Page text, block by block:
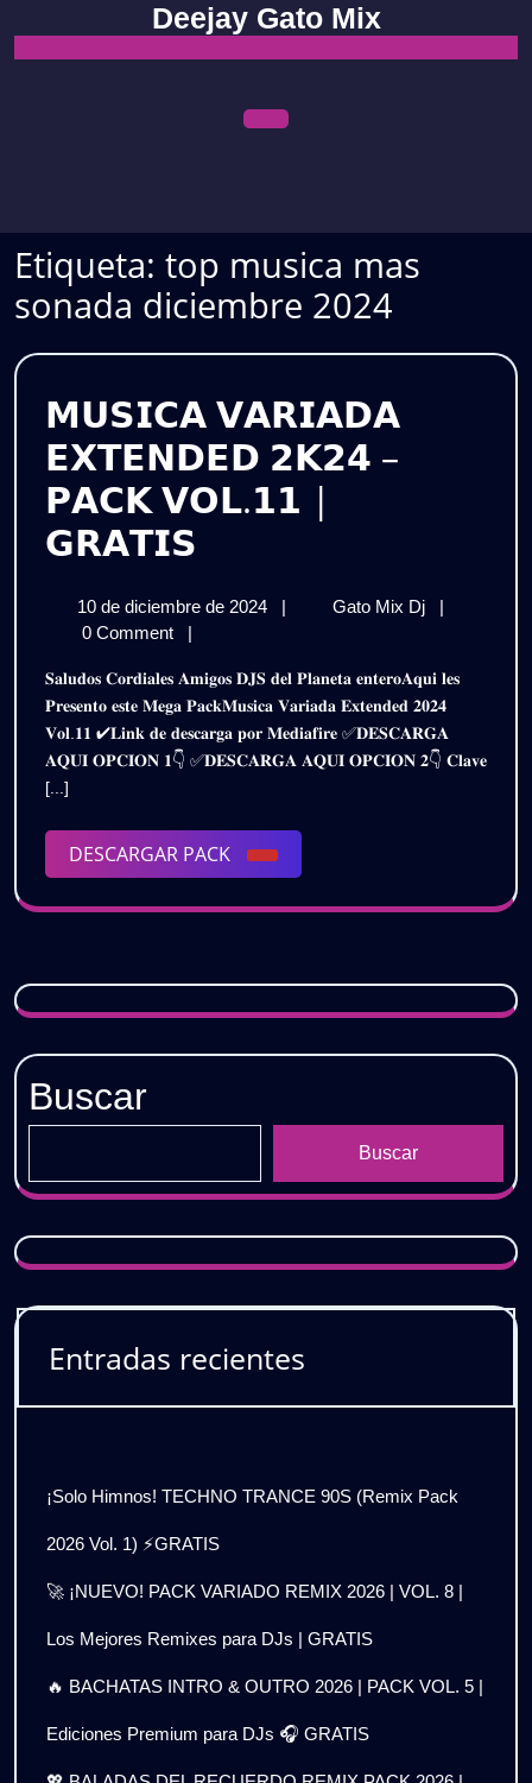
content
Deejay Gato Mix
Etiqueta: top musica mas
sonada diciembre 2024
𝗠𝗨𝗦𝗜𝗖𝗔 𝗩𝗔𝗥𝗜𝗔𝗗𝗔
𝗘𝗫𝗧𝗘𝗡𝗗𝗘𝗗 𝟮𝗞𝟮𝟰 –
𝗣𝗔𝗖𝗞 𝗩𝗢𝗟.𝟭𝟭 |
𝗚𝗥𝗔𝗧𝗜𝗦
𝗘𝗫𝗧𝗘𝗡𝗗𝗘𝗗
𝟮𝗞𝟮𝟰
–
𝗣𝗔𝗖𝗞
|
𝗚𝗥𝗔𝗧𝗜𝗦
10 de diciembre de 2024
10
de
2024
| Gato Mix Dj
𝗠𝗨𝗦𝗜𝗖𝗔
𝟮𝗞𝟮𝟰
–
𝗣𝗔𝗖𝗞
𝗩𝗢𝗟.𝟭𝟭
|
0 Comment
|
𝐒𝐚𝐥𝐮𝐝𝐨𝐬 𝐂𝐨𝐫𝐝𝐢𝐚𝐥𝐞𝐬 𝐀𝐦𝐢𝐠𝐨𝐬 𝐃𝐉𝐒 𝐝𝐞𝐥 𝐏𝐥𝐚𝐧𝐞𝐭𝐚 𝐞𝐧𝐭𝐞𝐫𝐨𝐀𝐪𝐮𝐢 𝐥𝐞𝐬
𝐏𝐫𝐞𝐬𝐞𝐧𝐭𝐨 𝐞𝐬𝐭𝐞 𝐌𝐞𝐠𝐚 𝐏𝐚𝐜𝐤𝐌𝐮𝐬𝐢𝐜𝐚 𝐕𝐚𝐫𝐢𝐚𝐝𝐚 𝐄𝐱𝐭𝐞𝐧𝐝𝐞𝐝 𝟐𝟎𝟐𝟒
𝐕𝐨𝐥.𝟏𝟏 ✔𝐋𝐢𝐧𝐤 𝐝𝐞 𝐝𝐞𝐬𝐜𝐚𝐫𝐠𝐚 𝐩𝐨𝐫 𝐌𝐞𝐝𝐢𝐚𝐟𝐢𝐫𝐞 ✅𝐃𝐄𝐒𝐂𝐀𝐑𝐆𝐀
𝐀𝐐𝐔𝐈 𝐎𝐏𝐂𝐈𝐎𝐍 𝟏👇 ✅𝐃𝐄𝐒𝐂𝐀𝐑𝐆𝐀 𝐀𝐐𝐔𝐈 𝐎𝐏𝐂𝐈𝐎𝐍 𝟐👇 𝐂𝐥𝐚𝐯𝐞
[...]
DESCARGAR PACK
DESCARGAR
PACK
Buscar
Buscar
Entradas recientes
¡Solo Himnos! TECHNO TRANCE 90S (Remix Pack
2026 Vol. 1) ⚡GRATIS
🚀 ¡NUEVO! PACK VARIADO REMIX 2026 | VOL. 8 |
Los Mejores Remixes para DJs | GRATIS
🔥 BACHATAS INTRO & OUTRO 2026 | PACK VOL. 5 |
Ediciones Premium para DJs 🎧 GRATIS